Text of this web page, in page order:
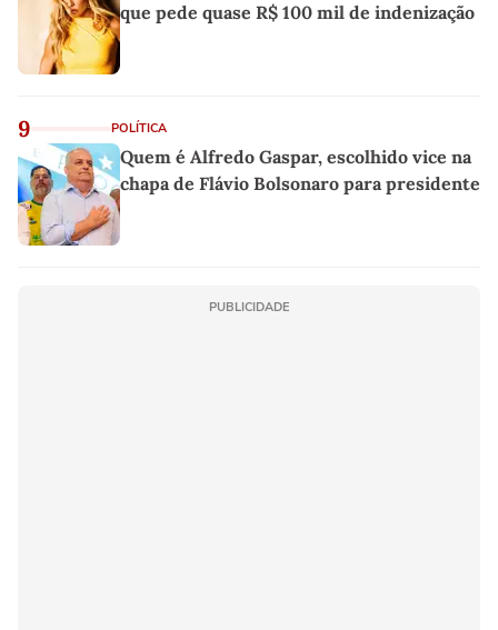
que pede quase R$ 100 mil de indenização
9 POLÍTICA
Quem é Alfredo Gaspar, escolhido vice na
chapa de Flávio Bolsonaro para presidente
PUBLICIDADE